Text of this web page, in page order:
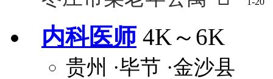
内科医师 4K～6K
贵州 ·毕节 ·金沙县